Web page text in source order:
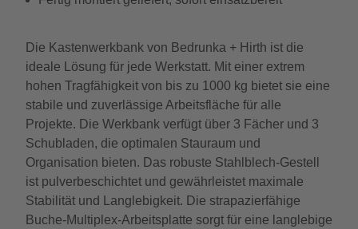
Die Kastenwerkbank von Bedrunka + Hirth ist die
ideale Lösung für jede Werkstatt. Mit einer extrem
hohen Tragfähigkeit von bis zu 1000 kg bietet sie eine
stabile und zuverlässige Arbeitsfläche für alle
Projekte. Die Werkbank verfügt über 3 Fächer und 3
Schubladen, die optimalen Stauraum und
Organisation bieten. Das robuste Stahlblech-Gestell
ist pulverbeschichtet und gewährleistet maximale
Stabilität und Langlebigkeit. Die strapazierfähige
Buche-Multiplex-Arbeitsplatte sorgt für eine langlebige